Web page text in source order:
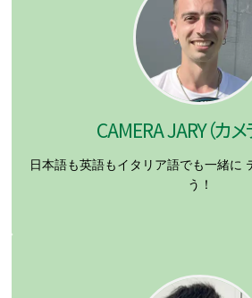
CAMERA JARY（カメ
日本語も英語もイタリア語でも一緒に
う！